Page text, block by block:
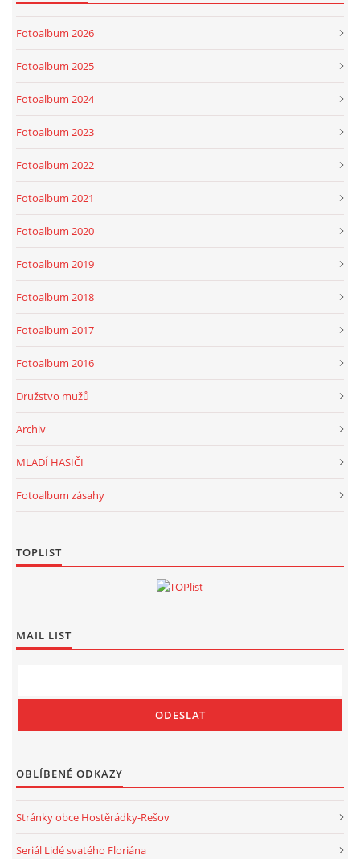
Fotoalbum 2026
Fotoalbum 2025
Fotoalbum 2024
Fotoalbum 2023
Fotoalbum 2022
Fotoalbum 2021
Fotoalbum 2020
Fotoalbum 2019
Fotoalbum 2018
Fotoalbum 2017
Fotoalbum 2016
Družstvo mužů
Archiv
MLADÍ HASIČI
Fotoalbum zásahy
TOPLIST
MAIL LIST
OBLÍBENÉ ODKAZY
Stránky obce Hostěrádky-Rešov
Seriál Lidé svatého Floriána